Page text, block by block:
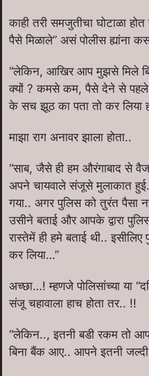
काही तरी समजुतीचा घोटाळा
पैसे मिळाले” असं पोलीस ह्यांना
“लेकिन, आखिर आप मुझसे मिले
क्यों ? कमसे कम, पैसे देने से पहले
के सच झूठ का पता तो कर लिया
माझा राग अनावर झाला होता..
“साब, जैसे ही हम औरंगाबाद से
अपने चायवाले संजूसे मुलाकात
गया.. अगर पुलिस को तुरंत पैसा
उसीने बताई और आपके द्वारा
रास्तेमें ही हमे बताई थी..
कर लिया…”
अच्छा…! म्हणजे पोलिसांच्या या
संजू चहावाला हाच होता तर.. !!
“लेकिन.., इतनी बडी रकम तो आप
बिना बैंक आए.. आपने इतनी